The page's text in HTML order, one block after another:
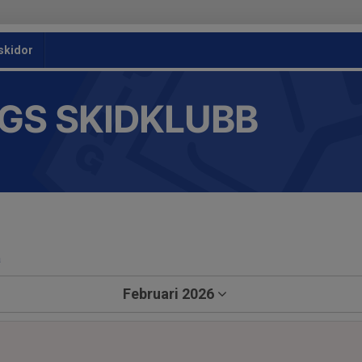
SKIDKLUBB
Februari 2026